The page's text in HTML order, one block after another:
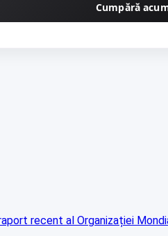
Cumpără
recent al Organizației